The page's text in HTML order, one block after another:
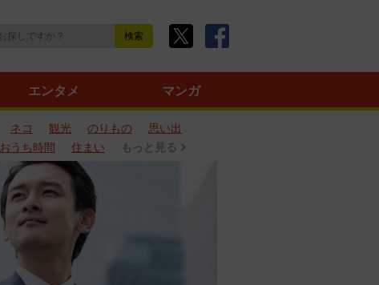
エンタメ マンガ
ネコ 観光 のりもの
思い出
おうち時間 住まい もっと見る